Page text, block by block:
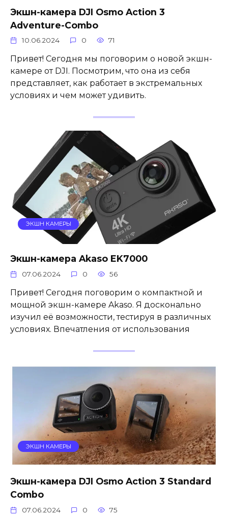
Экшн-камера DJI Osmo Action 3
Adventure-Combo
10.06.2024 0 71
Привет! Сегодня мы поговорим о новой экшн-
камере от DJI. Посмотрим, что она из себя
представляет, как работает в экстремальных
условиях и чем может удивить.
ЭКШН КАМЕРЫ
Экшн-камера Akaso EK7000
07.06.2024 0 56
Привет! Сегодня поговорим о компактной и
мощной экшн-камере Akaso. Я досконально
изучил её возможности, тестируя в различных
условиях. Впечатления от использования
ЭКШН КАМЕРЫ
Экшн-камера DJI Osmo Action 3 Standard
Combo
07.06.2024 0 75